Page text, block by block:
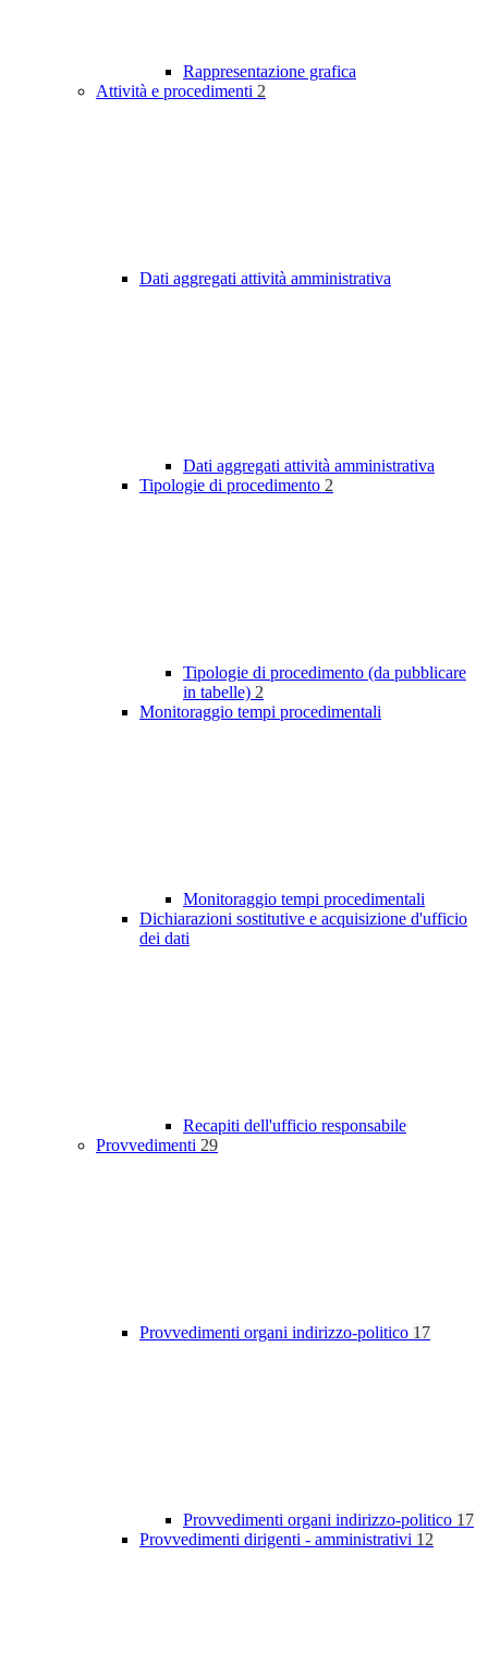
Rappresentazione grafica
Attività e procedimenti 2
Dati aggregati attività amministrativa
Dati aggregati attività amministrativa
Tipologie di procedimento 2
Tipologie di procedimento (da pubblicare
in tabelle) 2
Monitoraggio tempi procedimentali
Monitoraggio tempi procedimentali
Dichiarazioni sostitutive e acquisizione d'ufficio
dei dati
Recapiti dell'ufficio responsabile
Provvedimenti 29
Provvedimenti organi indirizzo-politico 17
Provvedimenti organi indirizzo-politico 17
Provvedimenti dirigenti - amministrativi 12